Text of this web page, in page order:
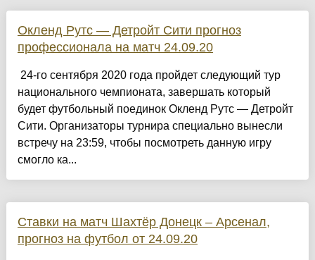
Окленд Рутс — Детройт Сити прогноз
профессионала на матч 24.09.20
24-го сентября 2020 года пройдет следующий тур
национального чемпионата, завершать который
будет футбольный поединок Окленд Рутс — Детройт
Сити. Организаторы турнира специально вынесли
встречу на 23:59, чтобы посмотреть данную игру
смогло ка...
Ставки на матч Шахтёр Донецк – Арсенал,
прогноз на футбол от 24.09.20